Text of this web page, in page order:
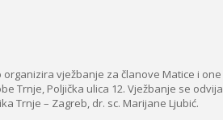
vježbanje za članove Matice i one
Trnje, Poljička ulica 12. Vježbanje se odvija
Trnje – Zagreb, dr. sc. Marijane Ljubić.